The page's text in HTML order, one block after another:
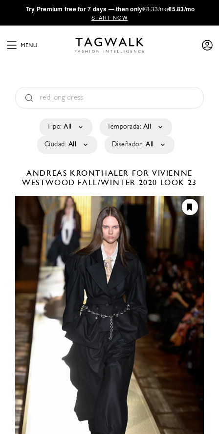
·Try Premium free for 7 days — then only€8.33/mo€5.83/mo
START NOW
MENU
Tipo: All Temporada: All
Ciudad: All Diseñador: All
ANDREAS KRONTHALER FOR VIVIENNE
WESTWOOD FALL/WINTER 2020 LOOK 23